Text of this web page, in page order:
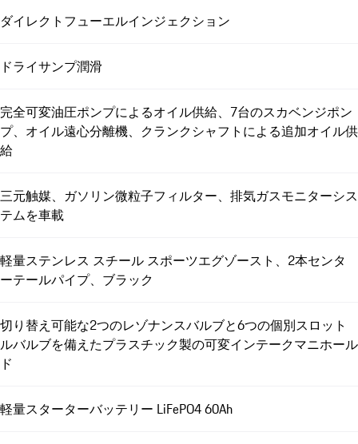
ダイレクトフューエルインジェクション
ドライサンプ潤滑
完全可変油圧ポンプによるオイル供給、7台のスカベンジポン
プ、オイル遠心分離機、クランクシャフトによる追加オイル供
給
三元触媒、ガソリン微粒子フィルター、排気ガスモニターシス
テムを車載
軽量ステンレス スチール スポーツエグゾースト、2本センタ
ーテールパイプ、ブラック
切り替え可能な2つのレゾナンスバルブと6つの個別スロット
ルバルブを備えたプラスチック製の可変インテークマニホール
ド
軽量スターターバッテリー LiFePO4 60Ah